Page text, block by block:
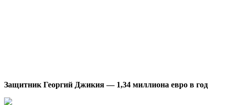
Защитник Георгий Джикия — 1,34 миллиона евро в год